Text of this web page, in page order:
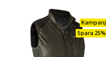
Kampanj
Spara 25%